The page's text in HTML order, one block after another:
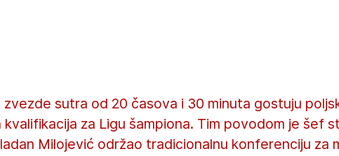
sutra od 20 časova i 30 minuta gostuju
za Ligu šampiona. Tim povodom je šef
Milojević održao tradicionalnu konferenciju za